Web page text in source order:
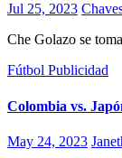
Jul 25, 2023
Che Golazo se
Fútbol Publicidad
Colombia vs.
May 24, 2023